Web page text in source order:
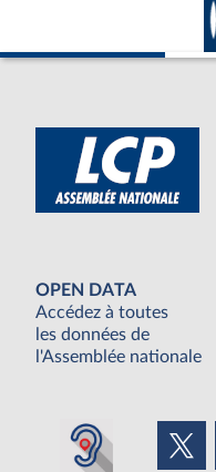
OPEN DATA
Accédez à toutes
les données de
l'Assemblée nationale